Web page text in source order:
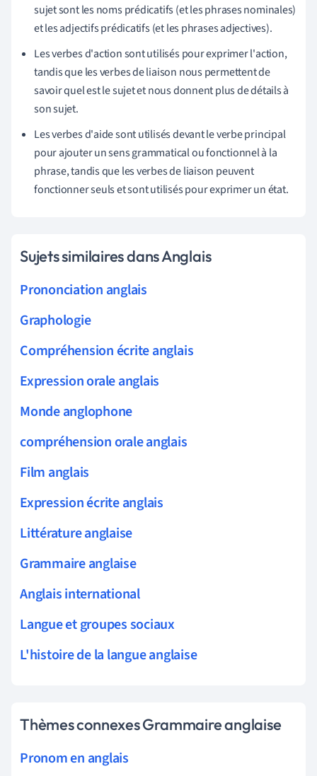
sujet sont les noms prédicatifs (et les phrases nominales)
et les adjectifs prédicatifs (et les phrases adjectives).
Les verbes d'action sont utilisés pour exprimer l'action,
tandis que les verbes de liaison nous permettent de
savoir quel est le sujet et nous donnent plus de détails à
son sujet.
Les verbes d'aide sont utilisés devant le verbe principal
pour ajouter un sens grammatical ou fonctionnel à la
phrase, tandis que les verbes de liaison peuvent
fonctionner seuls et sont utilisés pour exprimer un état.
Sujets similaires dans Anglais
Prononciation anglais
Graphologie
Compréhension écrite anglais
Expression orale anglais
Monde anglophone
compréhension orale anglais
Film anglais
Expression écrite anglais
Littérature anglaise
Grammaire anglaise
Anglais international
Langue et groupes sociaux
L'histoire de la langue anglaise
Thèmes connexes Grammaire anglaise
Pronom en anglais